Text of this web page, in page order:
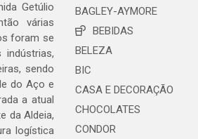
Getúlio
várias
foram se
sendo
do Aço e
a atual
da Aldeia,
logística
BAGLEY-AYMORE
BEBIDAS
BELEZA
BIC
CASA E DECORAÇÃO
CHOCOLATES
CONDOR